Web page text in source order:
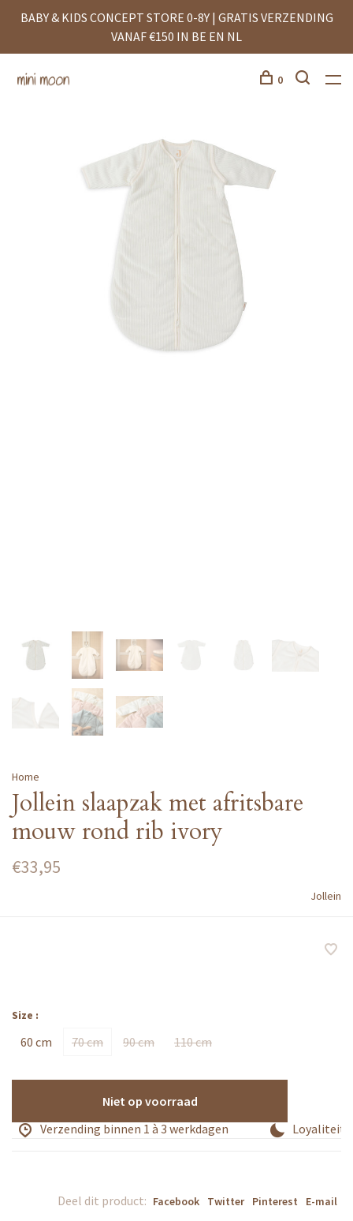
BABY & KIDS CONCEPT STORE 0-8Y | GRATIS VERZENDING
VANAF €150 IN BE EN NL
0
Home
Jollein slaapzak met afritsbare
mouw rond rib ivory
€33,95
Jollein
Size :
60 cm 70 cm 90 cm 110 cm
Niet op voorraad
Verzending binnen 1 à 3 werkdagen
Deel dit product: Facebook Twitter Pinterest E-mail